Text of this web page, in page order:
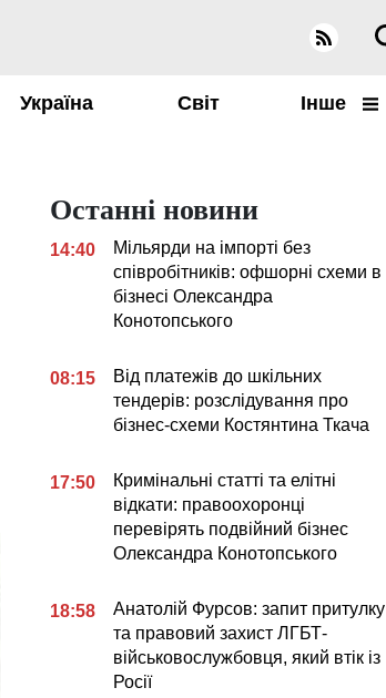
Україна Світ Інше
Останні новини
14:40
Мільярди на імпорті без
співробітників: офшорні схеми в
бізнесі Олександра
Конотопського
08:15
Від платежів до шкільних
тендерів: розслідування про
бізнес-схеми Костянтина Ткача
17:50
Кримінальні статті та елітні
відкати: правоохоронці
перевірять подвійний бізнес
Олександра Конотопського
18:58
Анатолій Фурсов: запит притулку
та правовий захист ЛГБТ-
військовослужбовця, який втік із
Росії